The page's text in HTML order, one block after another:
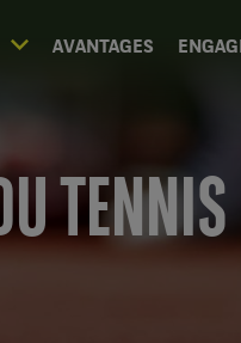
AVANTAGES
TENNIS